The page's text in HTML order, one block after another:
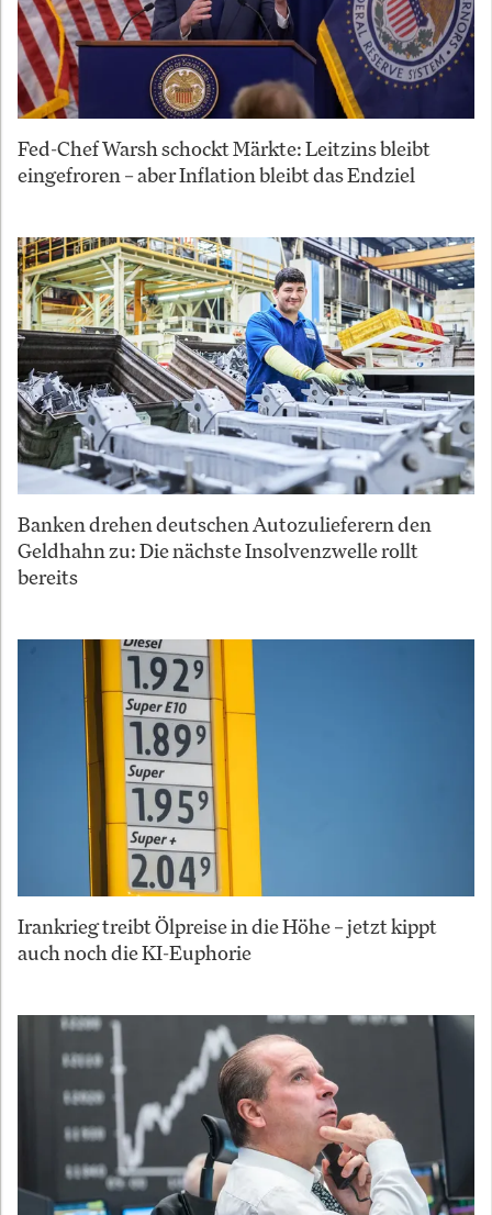
Fed-Chef Warsh schockt Märkte: Leitzins bleibt
eingefroren – aber Inflation bleibt das Endziel
Banken drehen deutschen Autozulieferern den
Geldhahn zu: Die nächste Insolvenzwelle rollt
bereits
Irankrieg treibt Ölpreise in die Höhe – jetzt kippt
auch noch die KI-Euphorie